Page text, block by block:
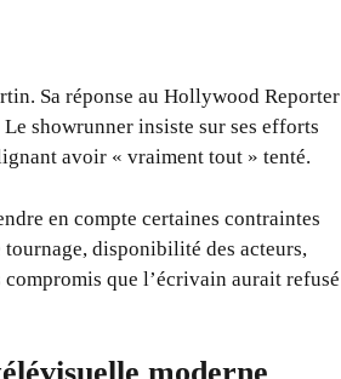
Sa réponse au Hollywood Reporter
showrunner insiste sur ses efforts
avoir « vraiment tout » tenté.
en compte certaines contraintes
disponibilité des acteurs,
que l’écrivain aurait refusé